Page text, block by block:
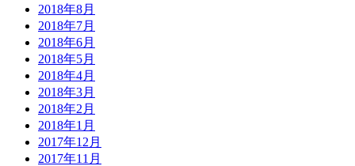
2018年8月
2018年7月
2018年6月
2018年5月
2018年4月
2018年3月
2018年2月
2018年1月
2017年12月
2017年11月